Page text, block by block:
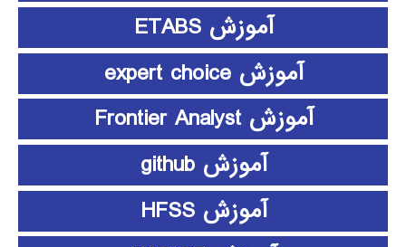
آموزش ETABS
آموزش expert choice
آموزش Frontier Analyst
آموزش github
آموزش HFSS